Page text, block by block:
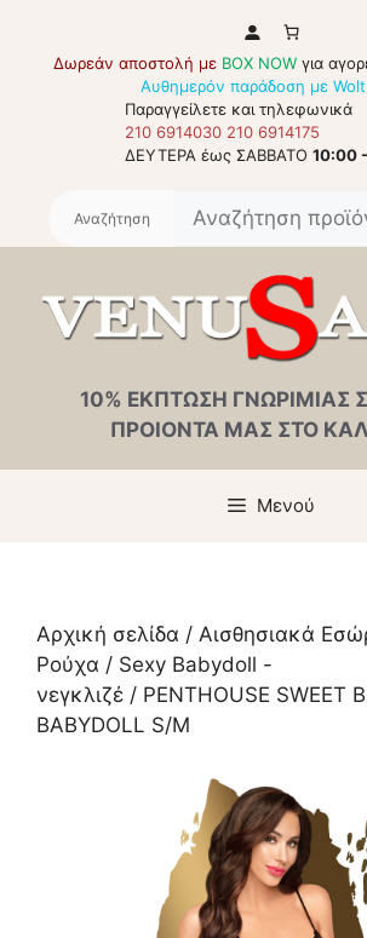
περιεχόμενο
Δωρεάν αποστολή με BOX NOW για
Αυθημερόν παράδοση με Wolt
Παραγγείλετε και τηλεφωνικά
210 6914030 210 6914175
ΔΕΥΤΕΡΑ έως ΣΑΒΒΑΤΟ 10:00
10% ΕΚΠΤΩΣΗ ΓΝΩΡΙΜΙΑΣ
ΠΡΟΙΟΝΤΑ ΜΑΣ ΣΤΟ
Μενού
Αρχική σελίδα / Αισθησιακά
Ρούχα / Sexy Babydoll -
νεγκλιζέ / PENTHOUSE SWEET
BABYDOLL S/M